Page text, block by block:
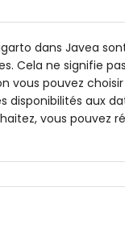
et mobilier de
extérieur
de 100
avec enfants
dans Javea
Cela ne signifie
vous pouvez
aux
vous pouvez